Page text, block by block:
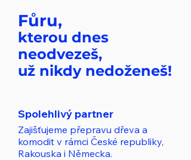
Fůru,
kterou dnes
neodvezeš,
už nikdy nedoženeš!
Spolehlivý partner
Zajišťujeme přepravu dřeva a
komodit v rámci České republiky,
Rakouska i Německa.